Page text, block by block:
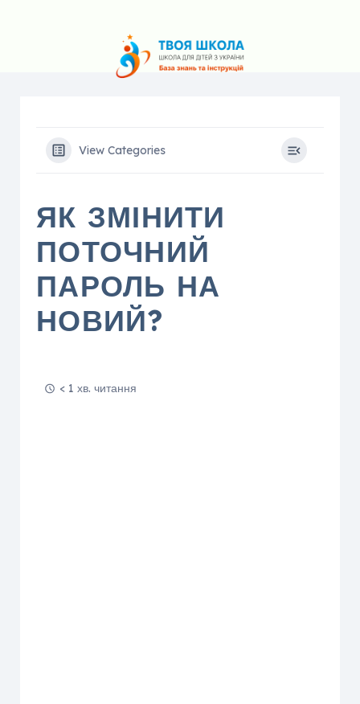
View Categories
ЯК ЗМІНИТИ
ПОТОЧНИЙ
ПАРОЛЬ НА
НОВИЙ?
< 1 хв. читання